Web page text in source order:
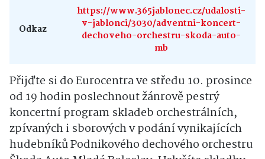
Odkaz
https://www.365jablonec.cz/udalosti-
v-jablonci/3030/adventni-koncert-
dechoveho-orchestru-skoda-auto-
mb
Přijďte si do Eurocentra ve středu 10. prosince
od 19 hodin poslechnout žánrově pestrý
koncertní program skladeb orchestrálních,
zpívaných i sborových v podání vynikajících
hudebníků Podnikového dechového orchestru